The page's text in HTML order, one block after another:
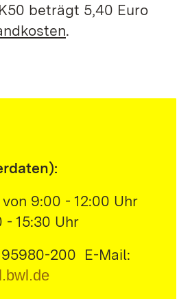
beträgt 5,40 Euro
.
9:00 - 12:00 Uhr
- 15:30 Uhr
95980-200 E-Mail: